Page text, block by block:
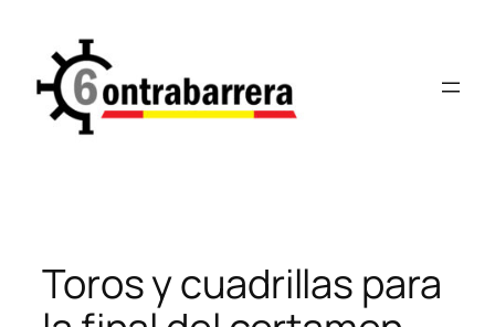
contenido
Toros y cuadrillas para